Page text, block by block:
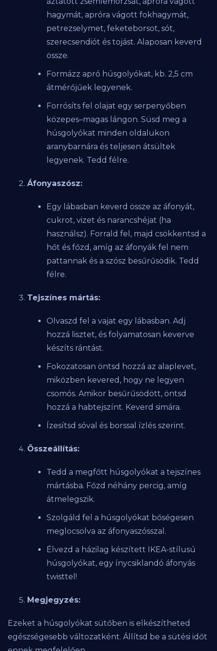
hagymát, apróra vágott fokhagymát,
petrezselymet, feketeborsot, sót,
szerecsendiót és tojást. Alaposan keverd
össze.
Formázz apró húsgolyókat, kb. 2,5 cm
átmérőjűek legyenek.
Forrósíts fel olajat egy serpenyőben
közepes–magas lángon. Süsd meg a
húsgolyókat minden oldalukon
aranybarnára és teljesen átsültek
legyenek. Tedd félre.
Áfonyaszósz:
Egy lábasban keverd össze az áfonyát,
cukrot, vizet és narancshéjat (ha
használsz). Forrald fel, majd csökkentsd a
hőt és főzd, amíg az áfonyák fel nem
pattannak és a szósz besűrűsödik. Tedd
félre.
Tejszínes mártás:
Olvaszd fel a vajat egy lábasban. Adj
hozzá lisztet, és folyamatosan keverve
készíts rántást.
Fokozatosan öntsd hozzá az alaplevet,
miközben kevered, hogy ne legyen
csomós. Amikor besűrűsödött, öntsd
hozzá a habtejszínt. Keverd simára.
Ízesítsd sóval és borssal ízlés szerint.
Összeállítás:
Tedd a megfőtt húsgolyókat a tejszínes
mártásba. Főzd néhány percig, amíg
átmelegszik.
Szolgáld fel a húsgolyókat bőségesen
meglocsolva az áfonyaszósszal.
Élvezd a házilag készített IKEA-stílusú
húsgolyókat, egy ínycsiklandó áfonyás
twisttel!
Megjegyzés:
Ezeket a húsgolyókat sütőben is elkészítheted
egészségesebb változatként. Állítsd be a sütési időt